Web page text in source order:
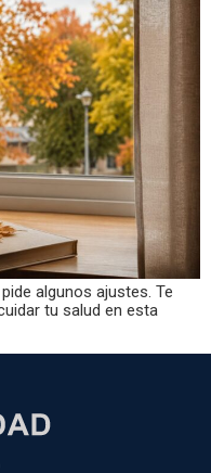
algunos ajustes. Te
tu salud en esta